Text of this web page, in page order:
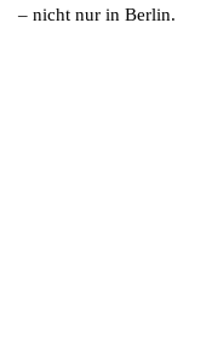
– nicht nur in Berlin.